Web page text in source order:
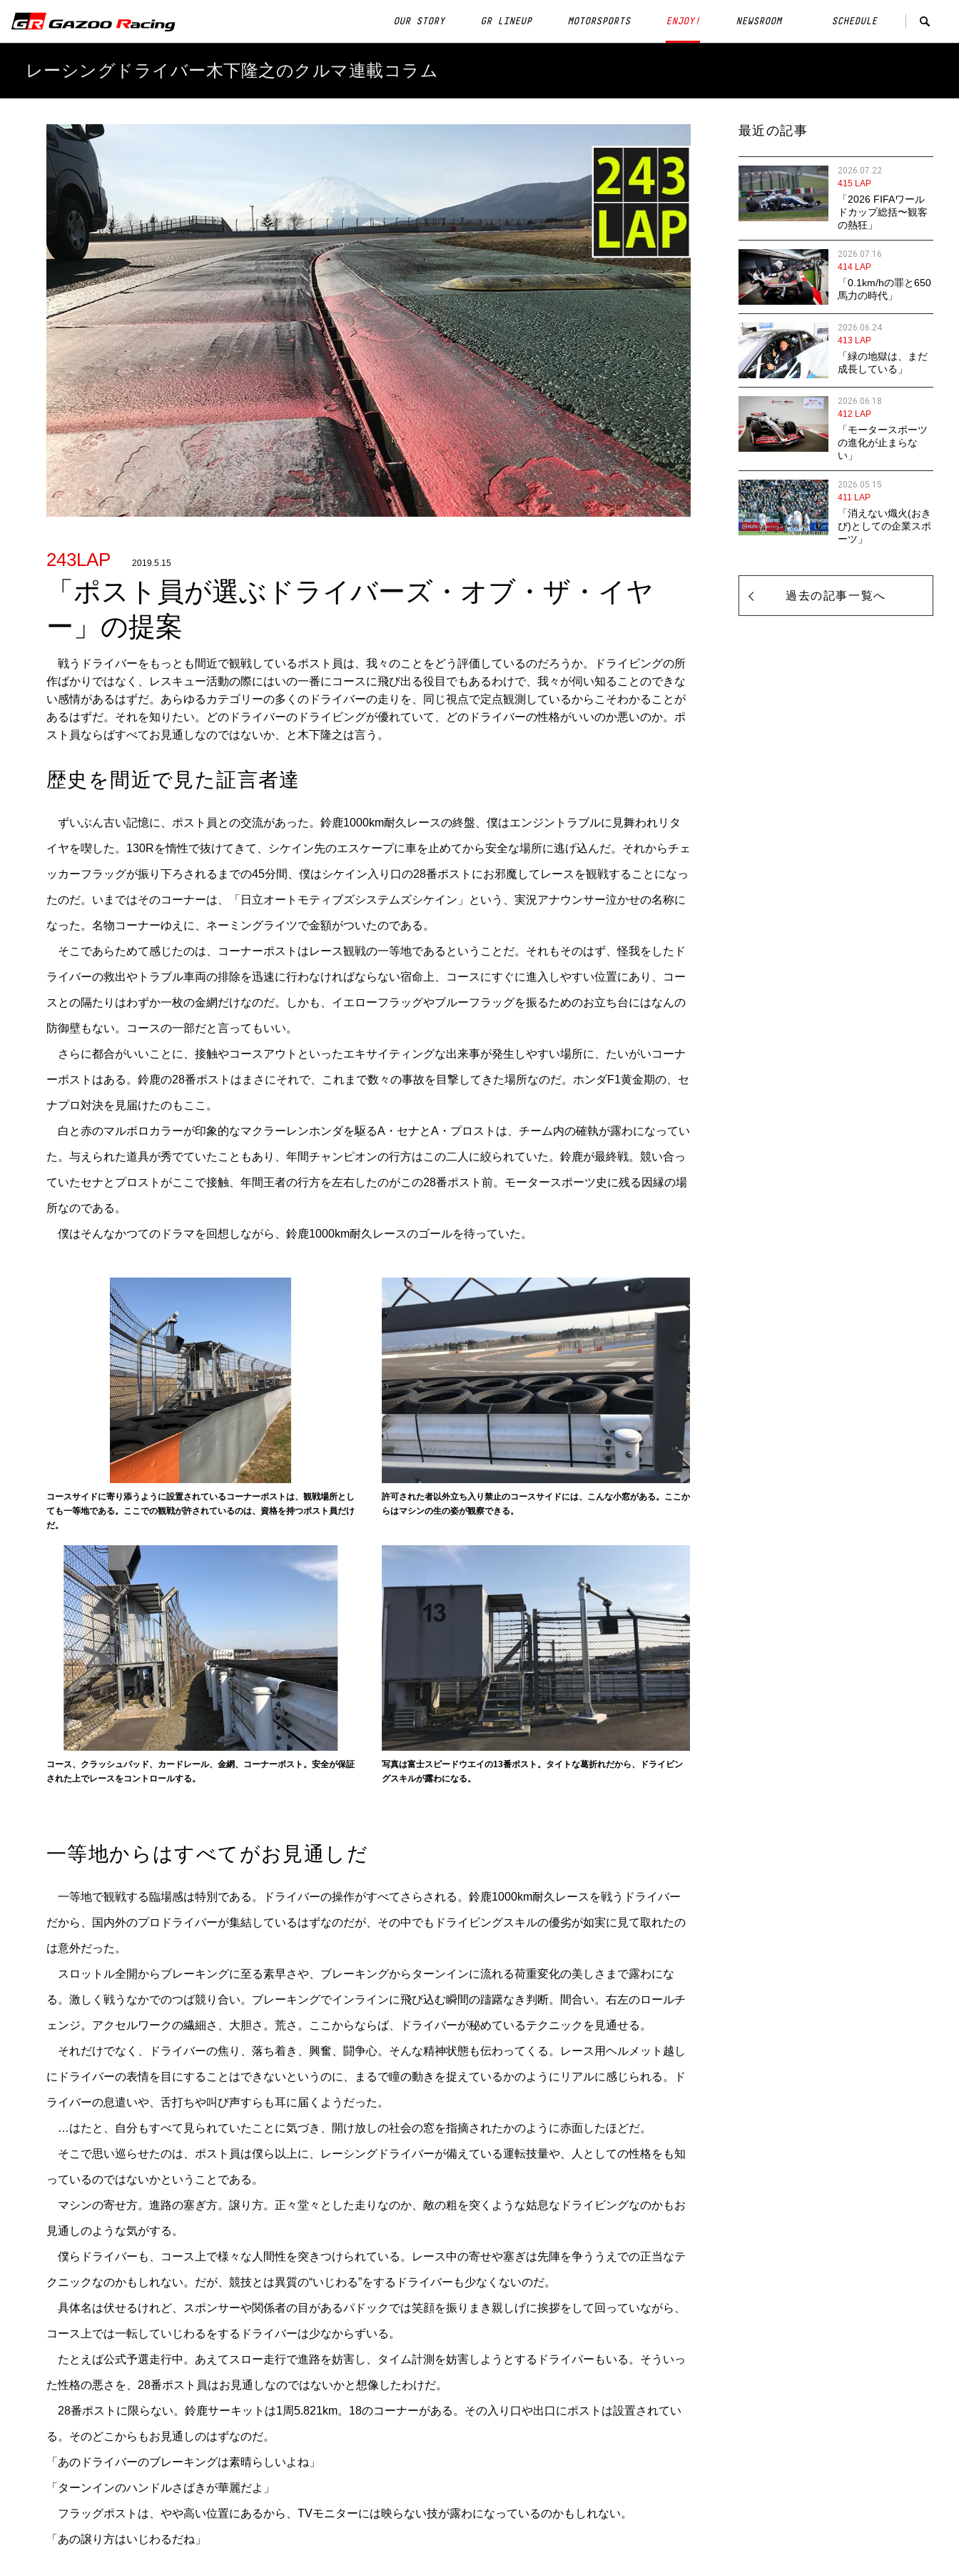
OUR STORY GR LINEUP MOTORSPORTS ENJOY! NEWSROOM SCHEDULE
レーシングドライバー木下隆之のクルマ連載コラム
243LAP 2019.5.15
「ポスト員が選ぶドライバーズ・オブ・ザ・イヤ
ー」の提案
戦うドライバーをもっとも間近で観戦しているポスト員は、我々のことをどう評価しているのだろうか。ドライビングの所
作ばかりではなく、レスキュー活動の際にはいの一番にコースに飛び出る役目でもあるわけで、我々が伺い知ることのできな
い感情があるはずだ。あらゆるカテゴリーの多くのドライバーの走りを、同じ視点で定点観測しているからこそわかることが
あるはずだ。それを知りたい。どのドライバーのドライビングが優れていて、どのドライバーの性格がいいのか悪いのか。ポ
スト員ならばすべてお見通しなのではないか、と木下隆之は言う。
歴史を間近で見た証言者達
ずいぶん古い記憶に、ポスト員との交流があった。鈴鹿1000km耐久レースの終盤、僕はエンジントラブルに見舞われリタ
イヤを喫した。130Rを惰性で抜けてきて、シケイン先のエスケープに車を止めてから安全な場所に逃げ込んだ。それからチェ
ッカーフラッグが振り下ろされるまでの45分間、僕はシケイン入り口の28番ポストにお邪魔してレースを観戦することになっ
たのだ。いまではそのコーナーは、「日立オートモティブズシステムズシケイン」という、実況アナウンサー泣かせの名称に
なった。名物コーナーゆえに、ネーミングライツで金額がついたのである。
そこであらためて感じたのは、コーナーポストはレース観戦の一等地であるということだ。それもそのはず、怪我をしたド
ライバーの救出やトラブル車両の排除を迅速に行わなければならない宿命上、コースにすぐに進入しやすい位置にあり、コー
スとの隔たりはわずか一枚の金網だけなのだ。しかも、イエローフラッグやブルーフラッグを振るためのお立ち台にはなんの
防御壁もない。コースの一部だと言ってもいい。
さらに都合がいいことに、接触やコースアウトといったエキサイティングな出来事が発生しやすい場所に、たいがいコーナ
ーポストはある。鈴鹿の28番ポストはまさにそれで、これまで数々の事故を目撃してきた場所なのだ。ホンダF1黄金期の、セ
ナプロ対決を見届けたのもここ。
白と赤のマルボロカラーが印象的なマクラーレンホンダを駆るA・セナとA・プロストは、チーム内の確執が露わになってい
た。与えられた道具が秀でていたこともあり、年間チャンピオンの行方はこの二人に絞られていた。鈴鹿が最終戦。競い合っ
ていたセナとプロストがここで接触、年間王者の行方を左右したのがこの28番ポスト前。モータースポーツ史に残る因縁の場
所なのである。
僕はそんなかつてのドラマを回想しながら、鈴鹿1000km耐久レースのゴールを待っていた。
コースサイドに寄り添うように設置されているコーナーポストは、観戦場所とし
ても一等地である。ここでの観戦が許されているのは、資格を持つポスト員だけ
だ。
許可された者以外立ち入り禁止のコースサイドには、こんな小窓がある。ここか
らはマシンの生の姿が観察できる。
コース、クラッシュパッド、カードレール、金網、コーナーポスト。安全が保証
された上でレースをコントロールする。
写真は富士スピードウエイの13番ポスト。タイトな葛折れだから、ドライビン
グスキルが露わになる。
一等地からはすべてがお見通しだ
一等地で観戦する臨場感は特別である。ドライバーの操作がすべてさらされる。鈴鹿1000km耐久レースを戦うドライバー
だから、国内外のプロドライバーが集結しているはずなのだが、その中でもドライビングスキルの優劣が如実に見て取れたの
は意外だった。
スロットル全開からブレーキングに至る素早さや、ブレーキングからターンインに流れる荷重変化の美しさまで露わにな
る。激しく戦うなかでのつば競り合い。ブレーキングでインラインに飛び込む瞬間の躊躇なき判断。間合い。右左のロールチ
ェンジ。アクセルワークの繊細さ、大胆さ。荒さ。ここからならば、ドライバーが秘めているテクニックを見通せる。
それだけでなく、ドライバーの焦り、落ち着き、興奮、闘争心。そんな精神状態も伝わってくる。レース用ヘルメット越し
にドライバーの表情を目にすることはできないというのに、まるで瞳の動きを捉えているかのようにリアルに感じられる。ド
ライバーの息遣いや、舌打ちや叫び声すらも耳に届くようだった。
…はたと、自分もすべて見られていたことに気づき、開け放しの社会の窓を指摘されたかのように赤面したほどだ。
そこで思い巡らせたのは、ポスト員は僕ら以上に、レーシングドライバーが備えている運転技量や、人としての性格をも知
っているのではないかということである。
マシンの寄せ方。進路の塞ぎ方。譲り方。正々堂々とした走りなのか、敵の粗を突くような姑息なドライビングなのかもお
見通しのような気がする。
僕らドライバーも、コース上で様々な人間性を突きつけられている。レース中の寄せや塞ぎは先陣を争ううえでの正当なテ
クニックなのかもしれない。だが、競技とは異質の“いじわる”をするドライバーも少なくないのだ。
具体名は伏せるけれど、スポンサーや関係者の目があるパドックでは笑顔を振りまき親しげに挨拶をして回っていながら、
コース上では一転していじわるをするドライバーは少なからずいる。
たとえば公式予選走行中。あえてスロー走行で進路を妨害し、タイム計測を妨害しようとするドライバーもいる。そういっ
た性格の悪さを、28番ポスト員はお見通しなのではないかと想像したわけだ。
28番ポストに限らない。鈴鹿サーキットは1周5.821km。18のコーナーがある。その入り口や出口にポストは設置されてい
る。そのどこからもお見通しのはずなのだ。
「あのドライバーのブレーキングは素晴らしいよね」
「ターンインのハンドルさばきが華麗だよ」
フラッグポストは、やや高い位置にあるから、TVモニターには映らない技が露わになっているのかもしれない。
「あの譲り方はいじわるだね」
最近の記事
2026.07.22
415 LAP
「2026 FIFAワール
ドカップ総括〜観客
の熱狂」
2026.07.16
414 LAP
「0.1km/hの罪と650
馬力の時代」
2026.06.24
413 LAP
「緑の地獄は、まだ
成長している」
2026.06.18
412 LAP
「モータースポーツ
の進化が止まらな
い」
2026.05.15
411 LAP
「消えない熾火(おき
び)としての企業スポ
ーツ」
過去の記事一覧へ